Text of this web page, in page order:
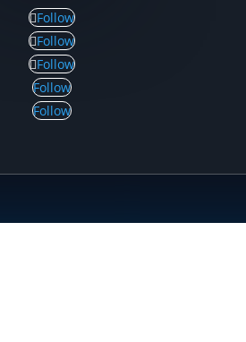
Follow
Follow
Follow
Follow
Follow